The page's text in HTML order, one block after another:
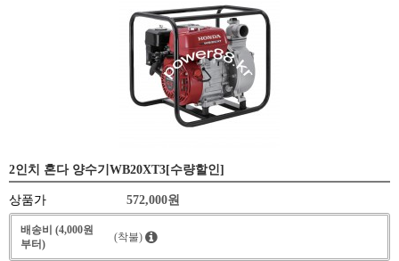
2인치 혼다 양수기WB20XT3[수량할인]
상품가 572,000원
배송비 (4,000원
부터)
(착불)